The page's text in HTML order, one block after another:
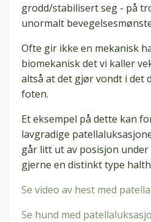
grodd/stabilisert seg - på
unormalt
Ofte gir ikke en mekanisk
biomekanisk det vi kaller
altså at det gjør vondt i det
foten.
Et eksempel på dette kan
lavgradige
går litt ut av posisjon
gjerne en distinkt type
Se video av hest med
Se hund med